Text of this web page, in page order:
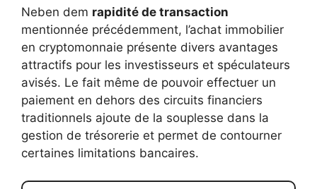
Neben dem rapidité de transaction
mentionnée précédemment, l’achat immobilier
en cryptomonnaie présente divers avantages
attractifs pour les investisseurs et spéculateurs
avisés. Le fait même de pouvoir effectuer un
paiement en dehors des circuits financiers
traditionnels ajoute de la souplesse dans la
gestion de trésorerie et permet de contourner
certaines limitations bancaires.